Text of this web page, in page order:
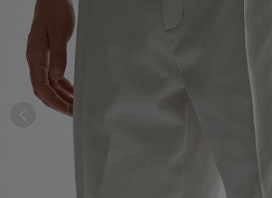
ームウェア (535)
他
ACYM
アシーム